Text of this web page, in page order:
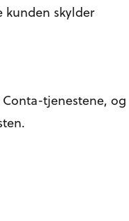
skylder
tjenestene, og